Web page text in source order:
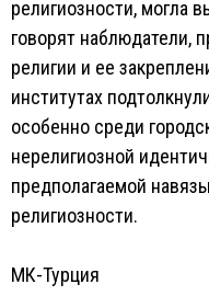
религиозности, могла
говорят наблюдатели,
религии и ее
институтах
особенно среди
нерелигиозной
предполагаемой
религиозности.
МК-Турция